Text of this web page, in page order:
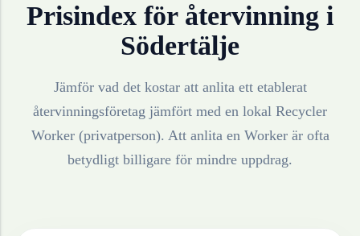
Prisindex för återvinning i
Södertälje
Jämför vad det kostar att anlita ett etablerat
återvinningsföretag jämfört med en lokal Recycler
Worker (privatperson). Att anlita en Worker är ofta
betydligt billigare för mindre uppdrag.